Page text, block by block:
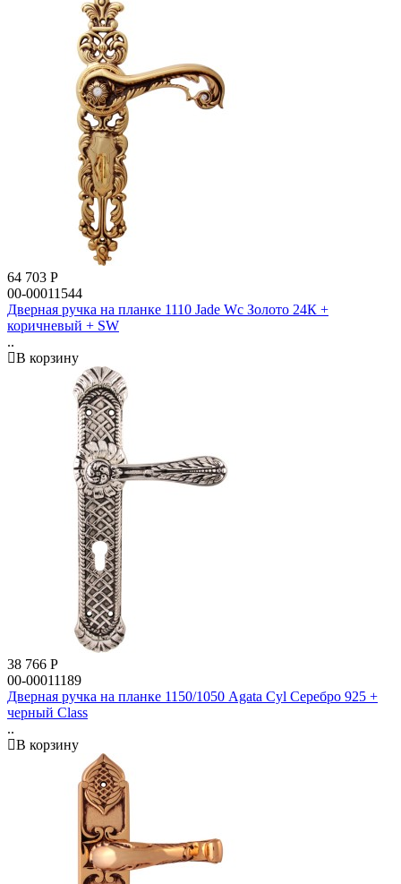
64 703 Р
00-00011544
Дверная ручка на планке 1110 Jade Wc Золото 24К +
коричневый + SW
..
В корзину
38 766 Р
00-00011189
Дверная ручка на планке 1150/1050 Agata Cyl Серебро 925 +
черный Class
..
В корзину